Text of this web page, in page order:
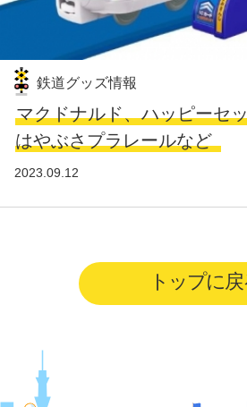
鉄道グッズ情報
マクドナルド、ハッピーセ
はやぶさプラレールなど
2023.09.12
トップに戻